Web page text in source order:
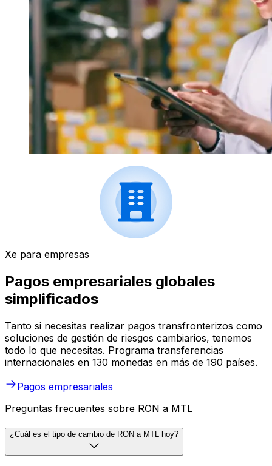
Xe para empresas
Pagos empresariales globales
simplificados
Tanto si necesitas realizar pagos transfronterizos como
soluciones de gestión de riesgos cambiarios, tenemos
todo lo que necesitas. Programa transferencias
internacionales en 130 monedas en más de 190 países.
Pagos empresariales
Preguntas frecuentes sobre RON a MTL
¿Cuál es el tipo de cambio de RON a MTL hoy?